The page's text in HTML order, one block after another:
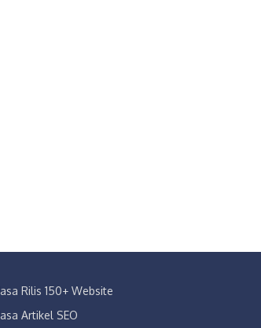
Rilis 150+ Website
Artikel SEO